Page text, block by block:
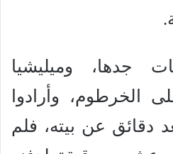
جدها، وميليشيا
الخرطوم، وأرادوا
دقائق عن بيته، فلم